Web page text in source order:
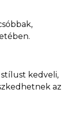
kedveli,
az